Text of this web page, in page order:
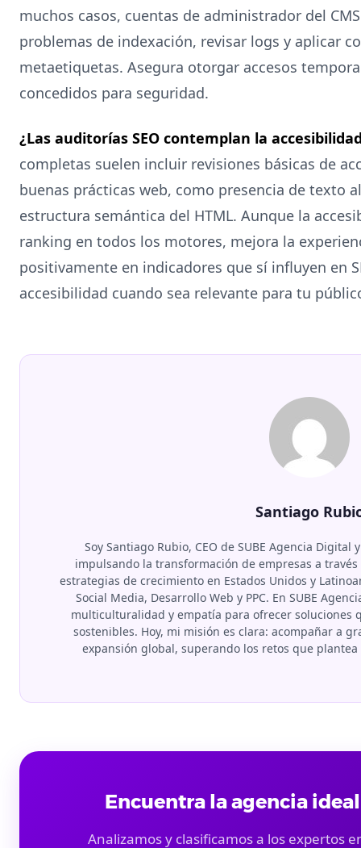
muchos casos, cuentas de administrador del
problemas de indexación, revisar logs y aplicar
metaetiquetas. Asegura otorgar accesos
concedidos para seguridad.
¿Las auditorías SEO contemplan la
completas suelen incluir revisiones básicas de
buenas prácticas web, como presencia de texto
estructura semántica del HTML. Aunque la
ranking en todos los motores, mejora la
positivamente en indicadores que sí influyen en
accesibilidad cuando sea relevante para tu
Santiago
Soy Santiago Rubio, CEO de SUBE Agencia
impulsando la transformación de empresas a
estrategias de crecimiento en Estados Unidos y
Social Media, Desarrollo Web y PPC. En SUBE
multiculturalidad y empatía para ofrecer soluciones
sostenibles. Hoy, mi misión es clara: acompañar a
expansión global, superando los retos que
Encuentra la agencia
Analizamos y clasificamos a los expertos